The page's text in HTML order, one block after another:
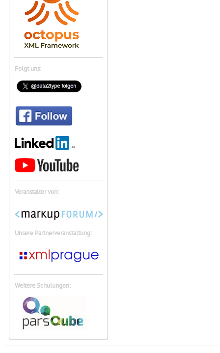
Folgt uns:
Veranstalter von:
Unsere Partnerveranstaltung:
Weitere Schulungen: